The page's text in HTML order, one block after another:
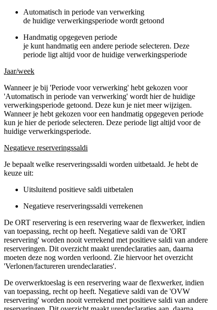
Automatisch in periode van verwerking
de huidige verwerkingsperiode wordt getoond
Handmatig opgegeven periode
je kunt handmatig een andere periode selecteren. Deze
periode ligt altijd voor de huidige verwerkingsperiode
Jaar/week
Wanneer je bij 'Periode voor verwerking' hebt gekozen voor
'Automatisch in periode van verwerking' wordt hier de huidige
verwerkingsperiode getoond. Deze kun je niet meer wijzigen.
Wanneer je hebt gekozen voor een handmatig opgegeven periode
kun je hier de periode selecteren. Deze periode ligt altijd voor de
huidige verwerkingsperiode.
Negatieve reserveringssaldi
Je bepaalt welke reserveringssaldi worden uitbetaald. Je hebt de
keuze uit:
Uitsluitend positieve saldi uitbetalen
Negatieve reserveringssaldi verrekenen
De ORT reservering is een reservering waar de flexwerker, indien
van toepassing, recht op heeft. Negatieve saldi van de 'ORT
reservering' worden nooit verrekend met positieve saldi van andere
reserveringen. Dit overzicht maakt urendeclaraties aan, daarna
moeten deze nog worden verloond. Zie hiervoor het overzicht
'Verlonen/factureren urendeclaraties'.
De overwerktoeslag is een reservering waar de flexwerker, indien
van toepassing, recht op heeft. Negatieve saldi van de 'OVW
reservering' worden nooit verrekend met positieve saldi van andere